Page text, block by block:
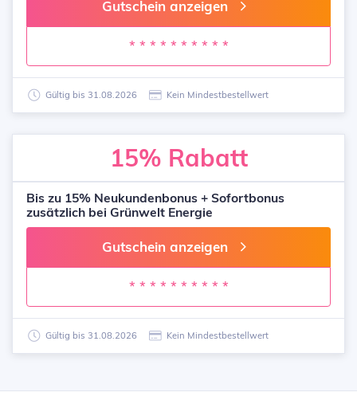
Gutschein anzeigen
* * * * * * * * * *
Gültig bis 31.08.2026 Kein Mindestbestellwert
15% Rabatt
Bis zu 15% Neukundenbonus + Sofortbonus
zusätzlich bei Grünwelt Energie
Gutschein anzeigen
* * * * * * * * * *
Gültig bis 31.08.2026 Kein Mindestbestellwert